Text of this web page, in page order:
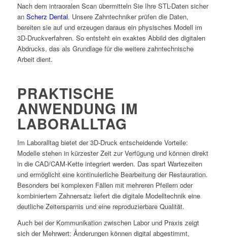
Nach dem intraoralen Scan übermitteln Sie Ihre STL-Daten sicher
an Scherz Dental. Unsere Zahntechniker prüfen die Daten,
bereiten sie auf und erzeugen daraus ein physisches Modell im
3D-Druckverfahren. So entsteht ein exaktes Abbild des digitalen
Abdrucks, das als Grundlage für die weitere zahntechnische
Arbeit dient.
PRAKTISCHE
ANWENDUNG IM
LABORALLTAG
Im Laboralltag bietet der 3D-Druck entscheidende Vorteile:
Modelle stehen in kürzester Zeit zur Verfügung und können direkt
in die CAD/CAM-Kette integriert werden. Das spart Wartezeiten
und ermöglicht eine kontinuierliche Bearbeitung der Restauration.
Besonders bei komplexen Fällen mit mehreren Pfeilern oder
kombiniertem Zahnersatz liefert die digitale Modelltechnik eine
deutliche Zeitersparnis und eine reproduzierbare Qualität.
Auch bei der Kommunikation zwischen Labor und Praxis zeigt
sich der Mehrwert: Änderungen können digital abgestimmt,